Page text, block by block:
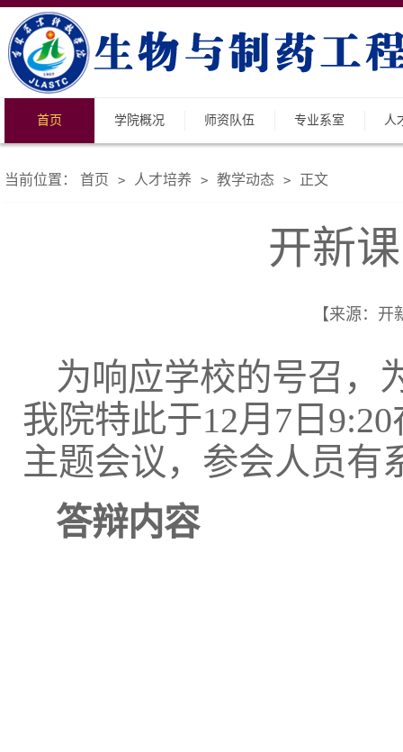
首页 学院概况 师资队伍 专业系室 人
当前位置： 首页 > 人才培养 > 教学动态 > 正文
开新
【来源：
为响应学校的号召，
我院特此于12月7日
主题会议，参会人员有
答辩内容